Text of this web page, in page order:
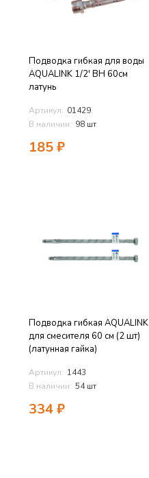
Подводка гибкая для воды
AQUALINK 1/2' ВН 60см
латунь
Артикул: 01429
В наличии: 98 шт
185₽
Подводка гибкая AQUALINK
для смесителя 60 см (2 шт)
(латунная гайка)
Артикул: 1443
В наличии: 54 шт
334₽